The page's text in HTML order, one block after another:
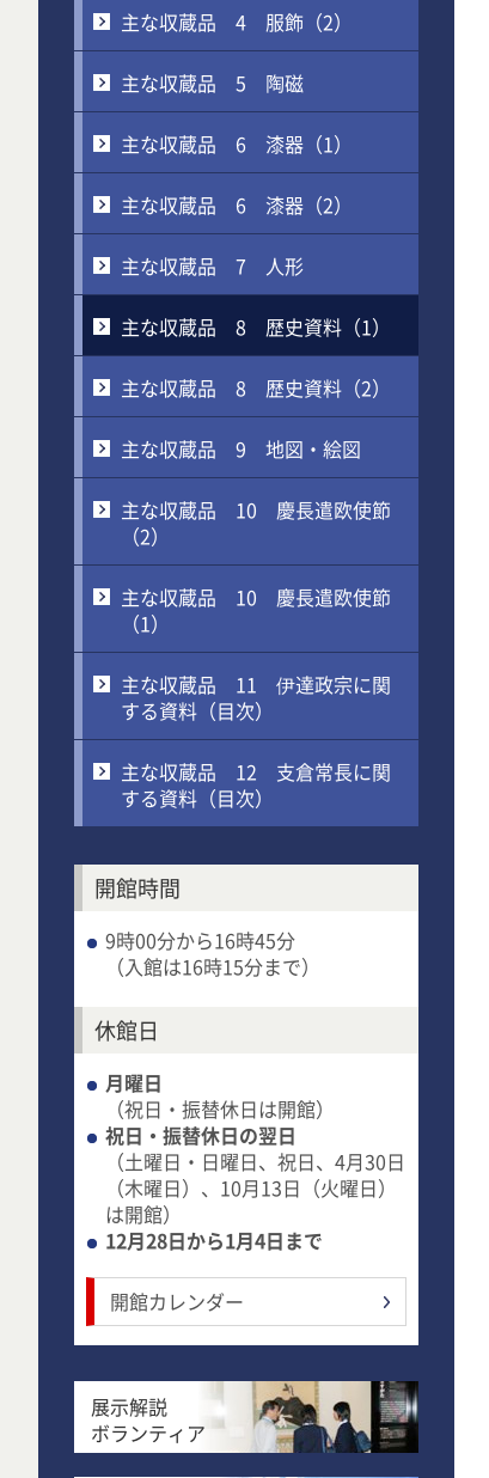
主な収蔵品 4 服飾（2）
主な収蔵品 5 陶磁
主な収蔵品 6 漆器（1）
主な収蔵品 6 漆器（2）
主な収蔵品 7 人形
主な収蔵品 8 歴史資料（1）
主な収蔵品 8 歴史資料（2）
主な収蔵品 9 地図・絵図
主な収蔵品 10 慶長遣欧使節
（2）
主な収蔵品 10 慶長遣欧使節
（1）
主な収蔵品 11 伊達政宗に関
する資料（目次）
主な収蔵品 12 支倉常長に関
する資料（目次）
開館時間
9時00分から16時45分
（入館は16時15分まで）
休館日
月曜日
（祝日・振替休日は開館）
祝日・振替休日の翌日
（土曜日・日曜日、祝日、4月30日
（木曜日）、10月13日（火曜日）
は開館）
12月28日から1月4日まで
開館カレンダー
展示解説
ボランティア